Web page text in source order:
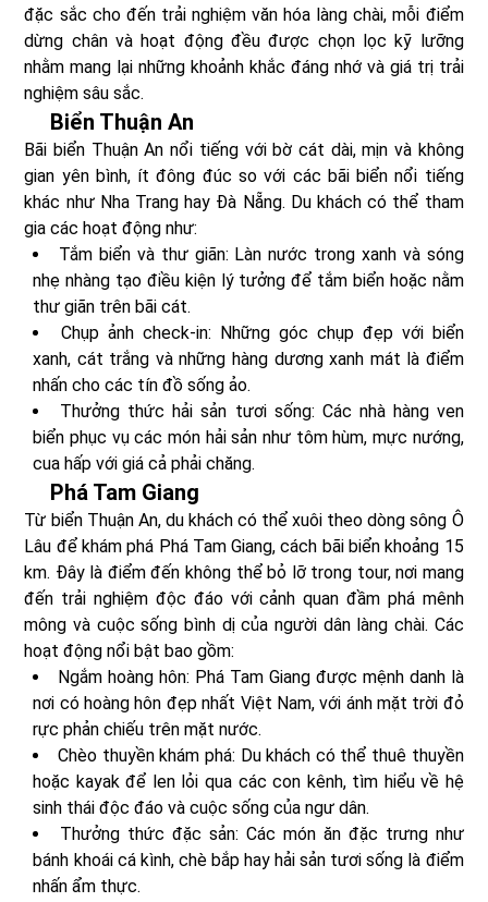
đặc sắc cho đến trải nghiệm văn hóa làng chài, mỗi điểm
dừng chân và hoạt động đều được chọn lọc kỹ lưỡng
nhằm mang lại những khoảnh khắc đáng nhớ và giá trị trải
nghiệm sâu sắc.
Biển Thuận An
Bãi biển Thuận An nổi tiếng với bờ cát dài, mịn và không
gian yên bình, ít đông đúc so với các bãi biển nổi tiếng
khác như Nha Trang hay Đà Nẵng. Du khách có thể tham
gia các hoạt động như:
Tắm biển và thư giãn: Làn nước trong xanh và sóng
nhẹ nhàng tạo điều kiện lý tưởng để tắm biển hoặc nằm
thư giãn trên bãi cát.
Chụp ảnh check-in: Những góc chụp đẹp với biển
xanh, cát trắng và những hàng dương xanh mát là điểm
nhấn cho các tín đồ sống ảo.
Thưởng thức hải sản tươi sống: Các nhà hàng ven
biển phục vụ các món hải sản như tôm hùm, mực nướng,
cua hấp với giá cả phải chăng.
Phá Tam Giang
Từ biển Thuận An, du khách có thể xuôi theo dòng sông Ô
Lâu để khám phá Phá Tam Giang, cách bãi biển khoảng 15
km. Đây là điểm đến không thể bỏ lỡ trong tour, nơi mang
đến trải nghiệm độc đáo với cảnh quan đầm phá mênh
mông và cuộc sống bình dị của người dân làng chài. Các
hoạt động nổi bật bao gồm:
Ngắm hoàng hôn: Phá Tam Giang được mệnh danh là
nơi có hoàng hôn đẹp nhất Việt Nam, với ánh mặt trời đỏ
rực phản chiếu trên mặt nước.
Chèo thuyền khám phá: Du khách có thể thuê thuyền
hoặc kayak để len lỏi qua các con kênh, tìm hiểu về hệ
sinh thái độc đáo và cuộc sống của ngư dân.
Thưởng thức đặc sản: Các món ăn đặc trưng như
bánh khoái cá kình, chè bắp hay hải sản tươi sống là điểm
nhấn ẩm thực.